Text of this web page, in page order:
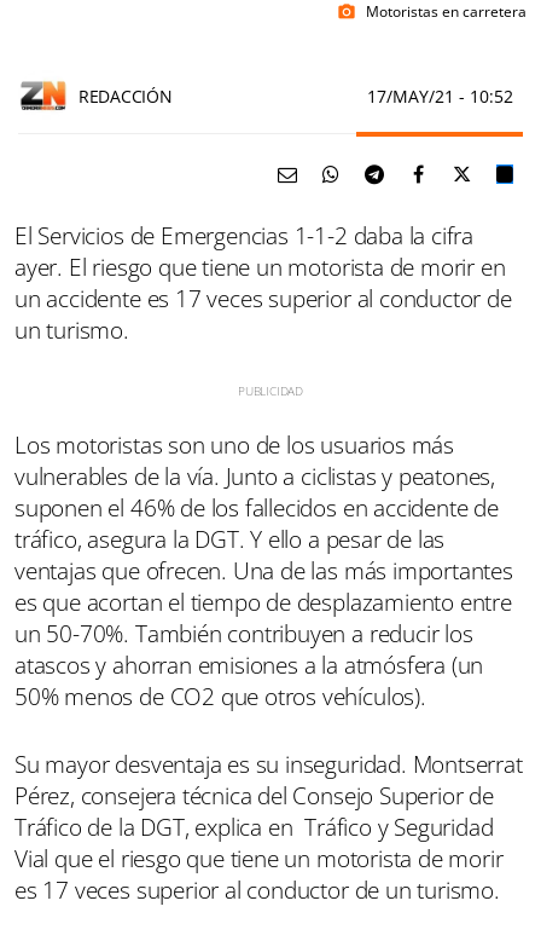
photo_camera Motoristas en carretera
REDACCIÓN 17/MAY/21 - 10:52
El Servicios de Emergencias 1-1-2 daba la cifra
ayer. El riesgo que tiene un motorista de morir en
un accidente es 17 veces superior al conductor de
un turismo.
Los motoristas son uno de los usuarios más
vulnerables de la vía. Junto a ciclistas y peatones,
suponen el 46% de los fallecidos en accidente de
tráfico, asegura la DGT. Y ello a pesar de las
ventajas que ofrecen. Una de las más importantes
es que acortan el tiempo de desplazamiento entre
un 50-70%. También contribuyen a reducir los
atascos y ahorran emisiones a la atmósfera (un
50% menos de CO2 que otros vehículos).
Su mayor desventaja es su inseguridad. Montserrat
Pérez, consejera técnica del Consejo Superior de
Tráfico de la DGT, explica en Tráfico y Seguridad
Vial que el riesgo que tiene un motorista de morir
es 17 veces superior al conductor de un turismo.